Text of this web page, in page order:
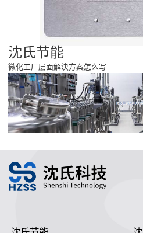
沈氏节能
微化工厂层面解決方案怎么写